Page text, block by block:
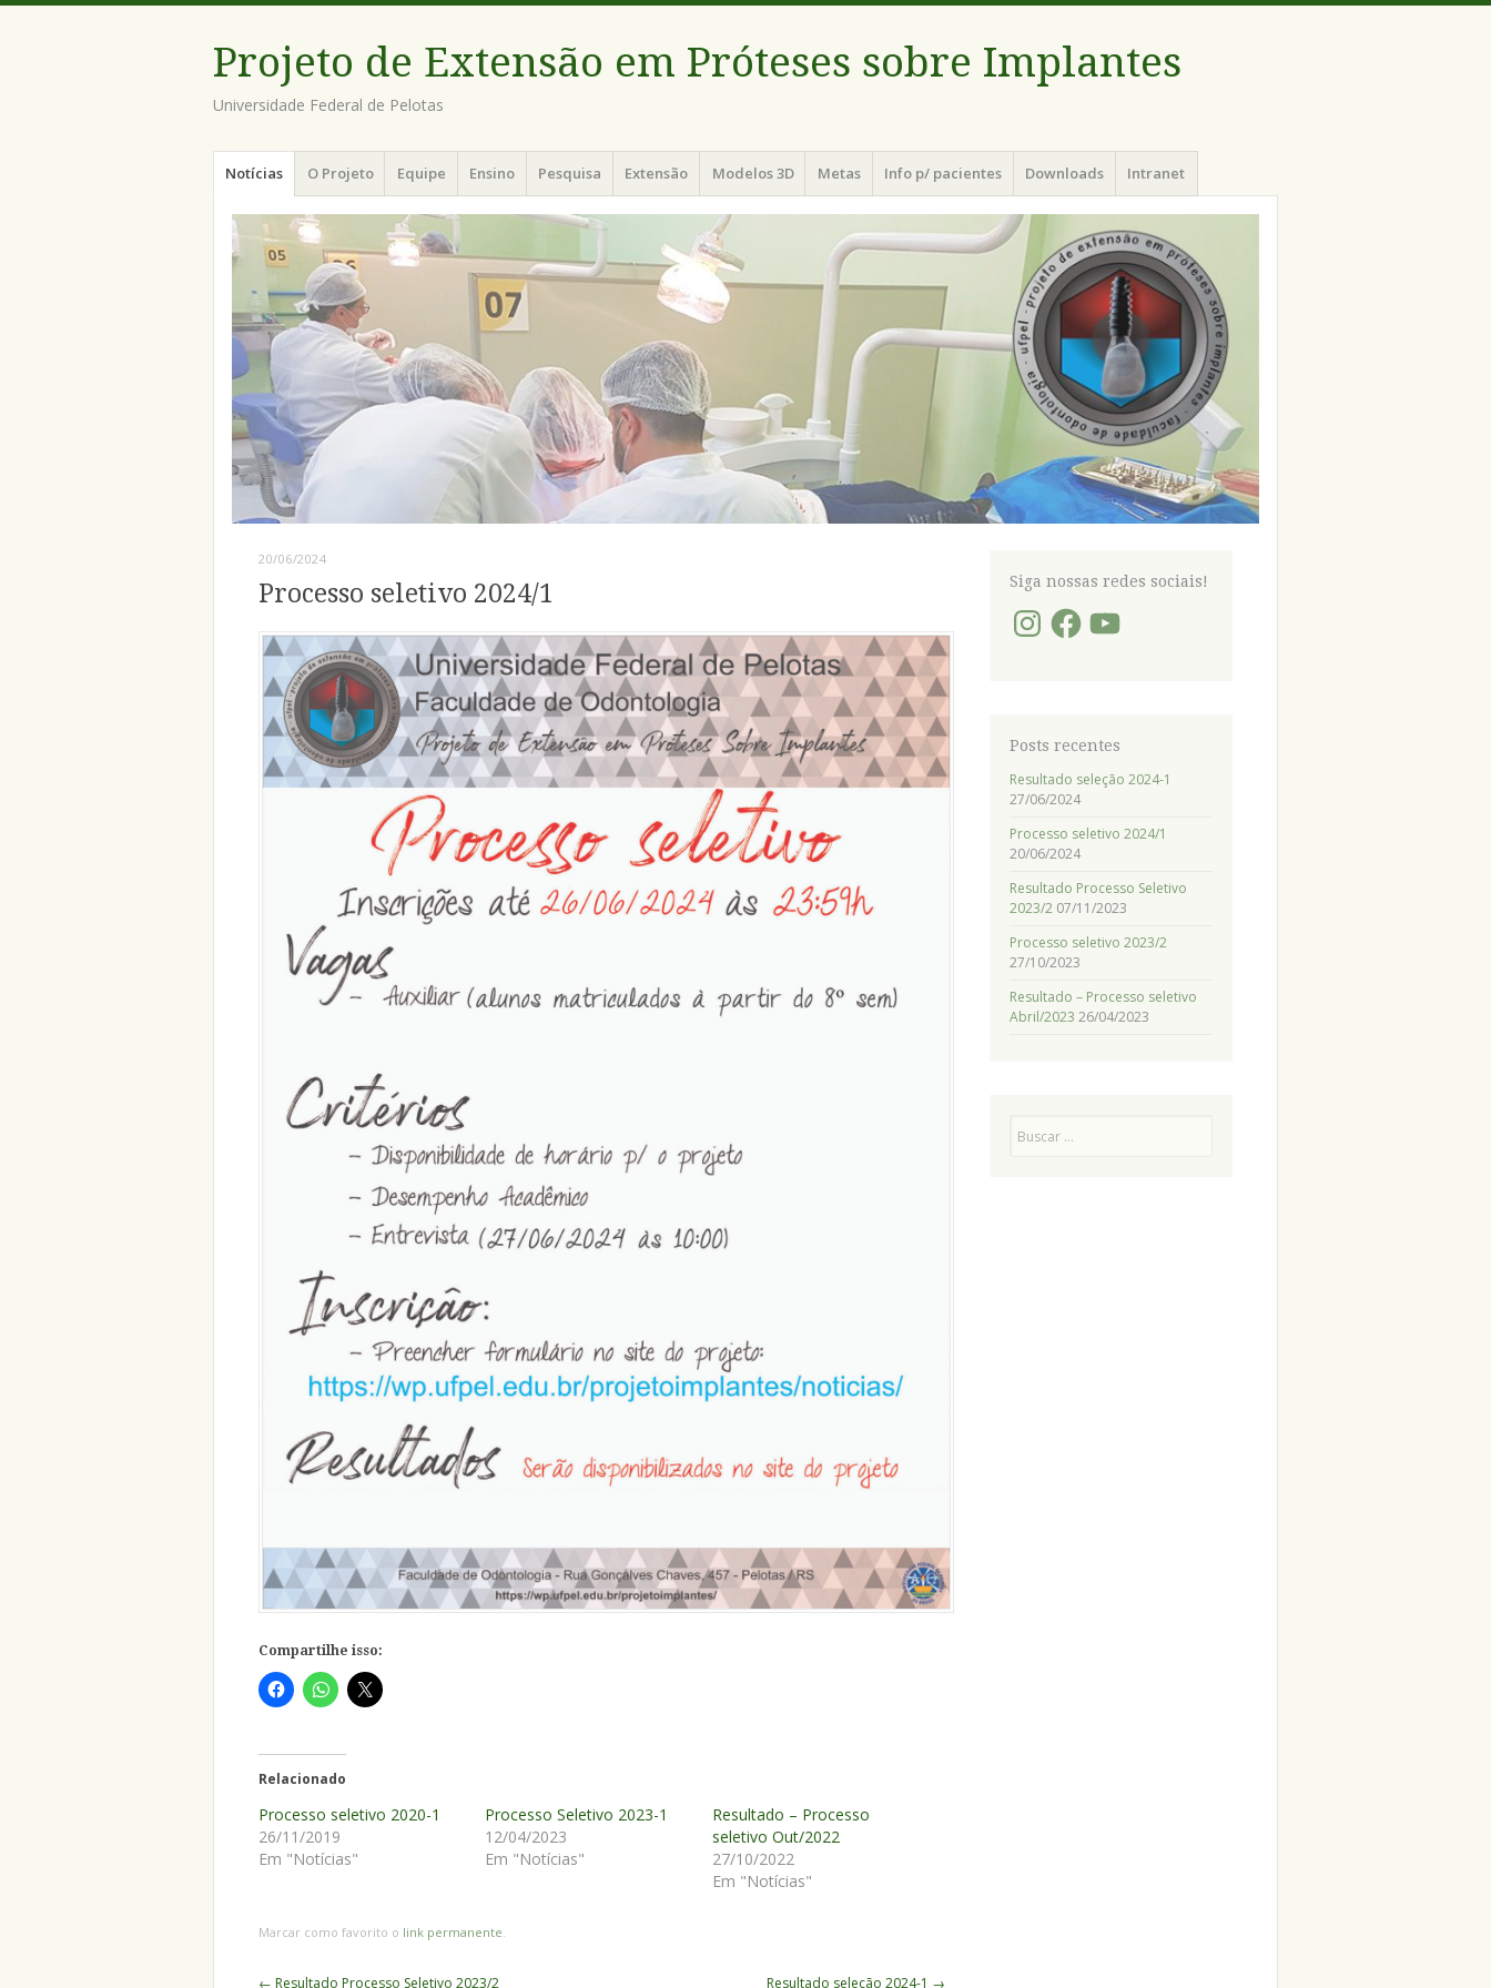
Projeto de Extensão em Próteses sobre Implantes
Universidade Federal de Pelotas
Menu
Pular
para
conteúdo
Notícias O Projeto Equipe Ensino Pesquisa Extensão Modelos 3D Metas Info p/ pacientes Downloads Intranet
20/06/2024
Processo seletivo 2024/1
Compartilhe isso:
Relacionado
Processo seletivo 2020-1
26/11/2019
Em "Notícias"
Processo Seletivo 2023-1
12/04/2023
Em "Notícias"
Resultado – Processo
seletivo Out/2022
27/10/2022
Em "Notícias"
Marcar como favorito o link permanente.
Navegação
← Resultado Processo Seletivo 2023/2 Resultado seleção 2024-1 →
Siga nossas redes sociais!
InstagramFacebookYouTube
Posts recentes
Resultado seleção 2024-1
27/06/2024
Processo seletivo 2024/1
20/06/2024
Resultado Processo Seletivo
2023/2 07/11/2023
Processo seletivo 2023/2
27/10/2023
Resultado – Processo seletivo
Abril/2023 26/04/2023